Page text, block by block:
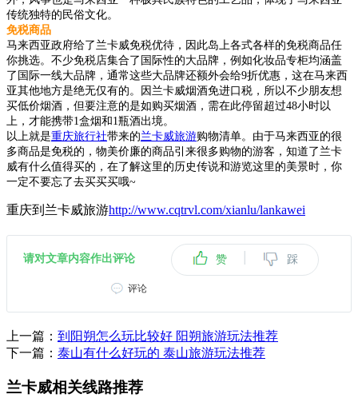
传统独特的民俗文化。
免税商品
马来西亚政府给了兰卡威免税优待，因此岛上各式各样的免税商品任
你挑选。不少免税店集合了国际性的大品牌，例如化妆品专柜均涵盖
了国际一线大品牌，通常这些大品牌还额外会给9折优惠，这在马来西
亚其他地方是绝无仅有的。因兰卡威烟酒免进口税，所以不少朋友想
买低价烟酒，但要注意的是如购买烟酒，需在此停留超过48小时以
上，才能携带1盒烟和1瓶酒出境。
以上就是重庆旅行社带来的兰卡威旅游购物清单。由于马来西亚的很
多商品是免税的，物美价廉的商品引来很多购物的游客，知道了兰卡
威有什么值得买的，在了解这里的历史传说和游览这里的美景时，你
一定不要忘了去买买买哦~
重庆到兰卡威旅游http://www.cqtrvl.com/xianlu/lankawei
请对文章内容作出评论 赞 | 踩
评论
上一篇： 到阳朔怎么玩比较好 阳朔旅游玩法推荐
下一篇： 泰山有什么好玩的 泰山旅游玩法推荐
兰卡威相关线路推荐